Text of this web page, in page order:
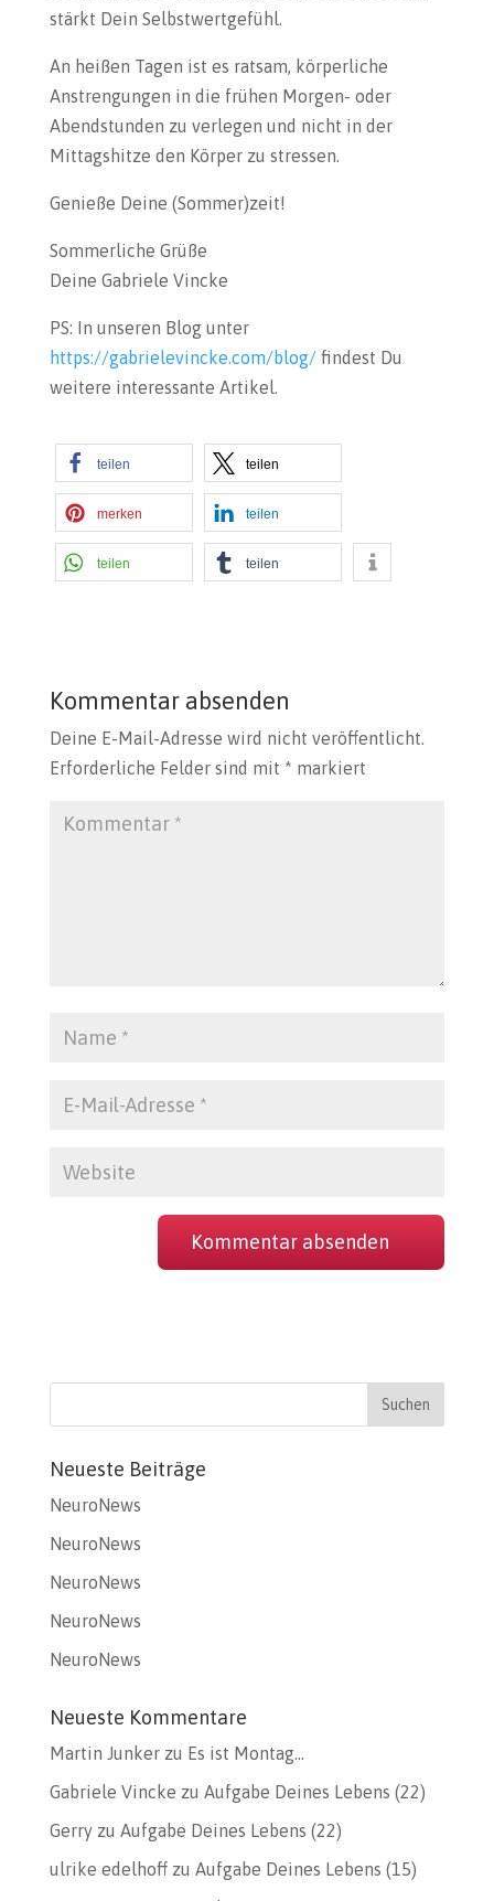
stärkt Dein Selbstwertgefühl.
An heißen Tagen ist es ratsam, körperliche
Anstrengungen in die frühen Morgen- oder
Abendstunden zu verlegen und nicht in der
Mittagshitze den Körper zu stressen.
Genieße Deine (Sommer)zeit!
Sommerliche Grüße
Deine Gabriele Vincke
PS: In unseren Blog unter
https://gabrielevincke.com/blog/findest Du
weitere interessante Artikel.
teilen teilen
merken teilen
teilen teilen
Kommentar absenden
Deine E-Mail-Adresse wird nicht veröffentlicht.
Erforderliche Felder sind mit * markiert
Neueste Beiträge
NeuroNews
NeuroNews
NeuroNews
NeuroNews
NeuroNews
Neueste Kommentare
Martin Junkerzu Es ist Montag…
Gabriele Vincke zu Aufgabe Deines Lebens (22)
Gerryzu Aufgabe Deines Lebens (22)
ulrike edelhoffzu Aufgabe Deines Lebens (15)